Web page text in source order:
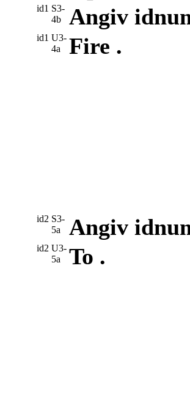
id1 S3-
4b
Angiv
id1 U3-
4a
Fire .
id2 S3-
5a
Angiv
id2 U3-
5a
To .